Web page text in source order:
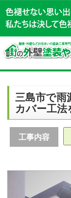
三島市で雨
カバー工法
工事内容